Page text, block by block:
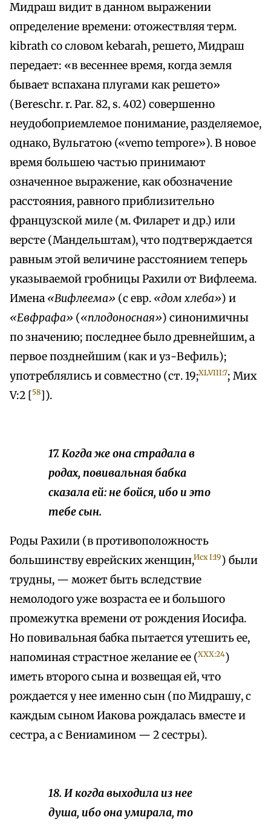
Мидраш видит в данном выражении
определение времени: отожествляя терм.
kibrath со словом kebarah, решето, Мидраш
передает: «в весеннее время, когда земля
бывает вспахана плугами как решето»
(Bereschr. r. Par. 82, s. 402) совершенно
неудобоприемлемое понимание, разделяемое,
однако, Вульгатою («vemo tempore»). В новое
время большею частью принимают
означенное выражение, как обозначение
расстояния, равного приблизительно
французской миле (м. Филарет и др.) или
версте (Мандельштам), что подтверждается
равным этой величине расстоянием теперь
указываемой гробницы Рахили от Вифлеема.
Имена «Вифлеема» (с евр. «дом хлеба») и
«Евфрафа» («плодоносная») синонимичны
по значению; последнее было древнейшим, а
первое позднейшим (как и уз-Вефиль);
употреблялись и совместно (ст. 19;XLVIII:7; Мих
V:2 [58]).
17. Когда же она страдала в
родах, повивальная бабка
сказала ей: не бойся, ибо и это
тебе сын.
Роды Рахили (в противоположность
большинству еврейских женщин,Исх I:19) были
трудны, — может быть вследствие
немолодого уже возраста ее и большого
промежутка времени от рождения Иосифа.
Но повивальная бабка пытается утешить ее,
напоминая страстное желание ее (XXX:24)
иметь второго сына и возвещая ей, что
рождается у нее именно сын (по Мидрашу, с
каждым сыном Иакова рождалась вместе и
сестра, а с Вениамином — 2 сестры).
18. И когда выходила из нее
душа, ибо она умирала, то